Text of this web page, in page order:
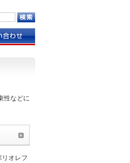
性などに
リオレフ